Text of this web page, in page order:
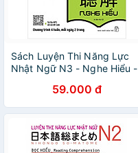
Sách Luyện Thi Năng Lực
Nhật Ngữ N3 - Nghe Hiểu -
59.000 đ